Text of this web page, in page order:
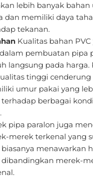
lebih banyak bahan
dan memiliki daya
tekanan.
Kualitas bahan PVC
pembuatan pipa
langsung pada harga.
tinggi
umur pakai yang
berbagai
pipa paralon juga
merek terkenal yang
menawarkan
merek-